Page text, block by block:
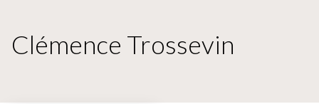
Clémence Trossevin